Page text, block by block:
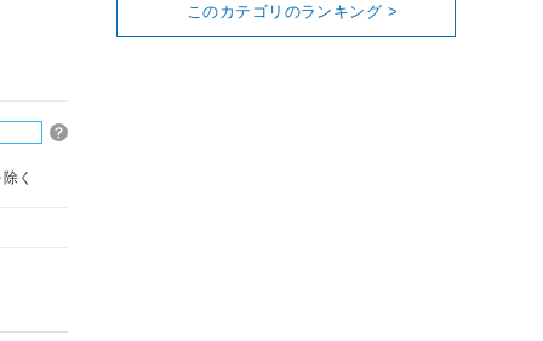
く
このカテゴリのランキング >